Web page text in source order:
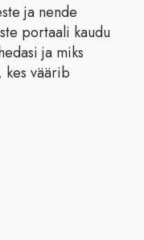
ja nende
portaali kaudu
ja miks
kes väärib